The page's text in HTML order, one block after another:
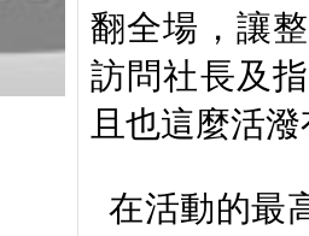
翻全場，讓
訪問社長及
且也這麼活
在活動的最